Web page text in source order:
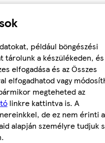
például böngészési
tárolunk a készülékeden, és
elfogadása és az Összes
elfogadhatod vagy
megteheted az
linkre kattintva is. A
de ez nem érinti a
alapján személyre tudjuk